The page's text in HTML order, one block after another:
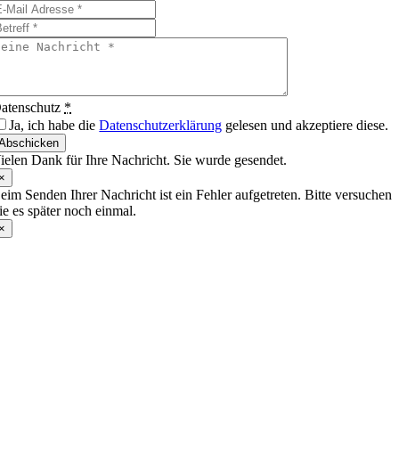
*
Ja, ich habe dieDatenschutzerklärung gelesen und akzeptiere diese.
Dank für Ihre Nachricht. Sie wurde gesendet.
Senden Ihrer Nachricht ist ein Fehler aufgetreten. Bitte versuchen
es später noch einmal.